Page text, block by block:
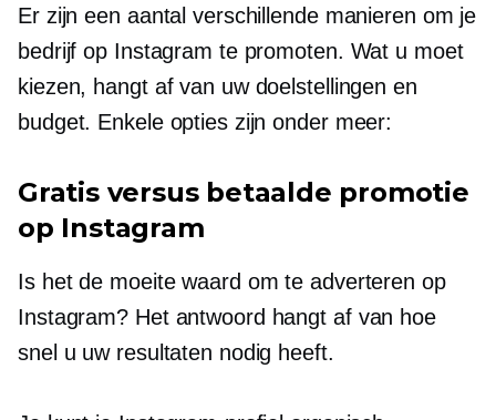
Er zijn een aantal verschillende manieren om je
bedrijf op Instagram te promoten. Wat u moet
kiezen, hangt af van uw doelstellingen en
budget. Enkele opties zijn onder meer:
Gratis versus betaalde promotie
op Instagram
Is het de moeite waard om te adverteren op
Instagram? Het antwoord hangt af van hoe
snel u uw resultaten nodig heeft.